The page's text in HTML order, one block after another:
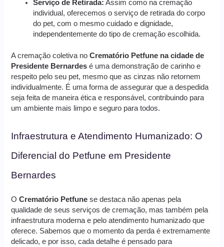
Serviço de Retirada: Assim como na cremação
individual, oferecemos o serviço de retirada do corpo
do pet, com o mesmo cuidado e dignidade,
independentemente do tipo de cremação escolhida.
A cremação coletiva noCrematório Petfune na cidade de
Presidente Bernardes é uma demonstração de carinho e
respeito pelo seu pet, mesmo que as cinzas não retornem
individualmente. É uma forma de assegurar que a despedida
seja feita de maneira ética e responsável, contribuindo para
um ambiente mais limpo e seguro para todos.
Infraestrutura e Atendimento Humanizado: O
Diferencial do Petfune em Presidente
Bernardes
OCrematório Petfune se destaca não apenas pela
qualidade de seus serviços de cremação, mas também pela
infraestrutura moderna e pelo atendimento humanizado que
oferece. Sabemos que o momento da perda é extremamente
delicado, e por isso, cada detalhe é pensado para